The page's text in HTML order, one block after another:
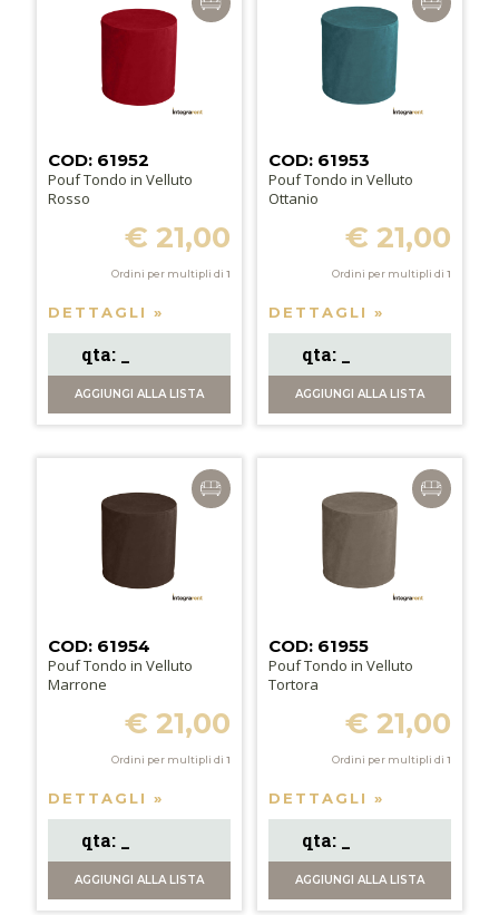
COD: 61952
Pouf Tondo in Velluto
Rosso
€ 21,00
Ordini per multipli di 1
DETTAGLI »
AGGIUNGIALLA LISTA
COD: 61953
Pouf Tondo in Velluto
Ottanio
€ 21,00
Ordini per multipli di 1
DETTAGLI »
AGGIUNGI ALLA LISTA
COD: 61954
Pouf Tondo in Velluto
Marrone
€ 21,00
Ordini per multipli di 1
DETTAGLI »
AGGIUNGIALLA LISTA
COD: 61955
Pouf Tondo in Velluto
Tortora
€ 21,00
Ordini per multipli di 1
DETTAGLI »
AGGIUNGI ALLA LISTA